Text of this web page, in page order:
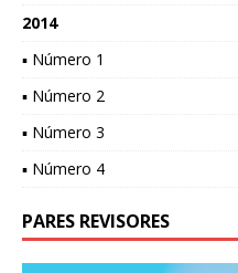
2014
▪ Número 1
▪ Número 2
▪ Número 3
▪ Número 4
PARES REVISORES